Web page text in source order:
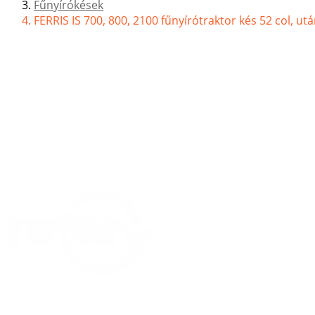
Fűnyírókések
FERRIS IS 700, 800, 2100 fűnyírótraktor kés 52 col,